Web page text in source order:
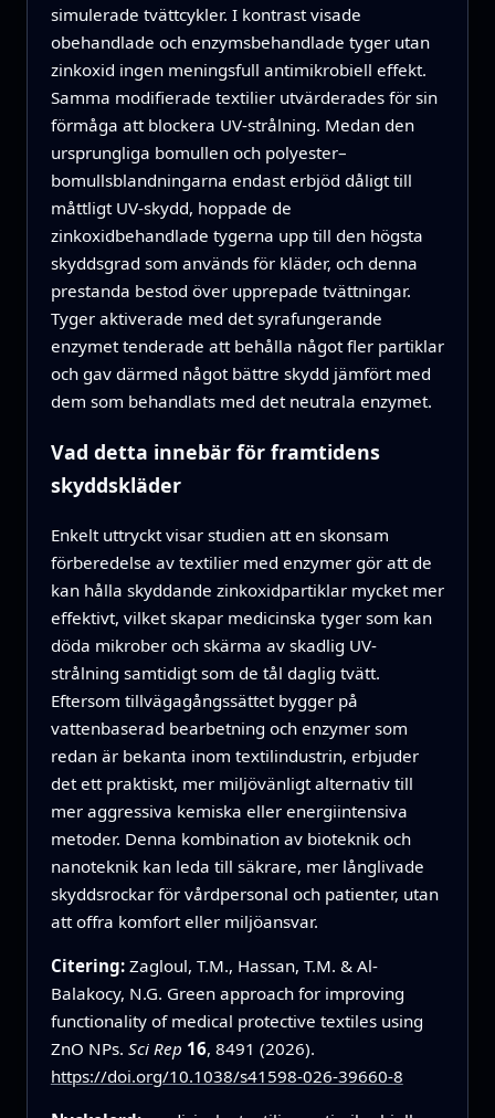
simulerade tvättcykler. I kontrast visade
obehandlade och enzymsbehandlade tyger utan
zinkoxid ingen meningsfull antimikrobiell effekt.
Samma modifierade textilier utvärderades för sin
förmåga att blockera UV-strålning. Medan den
ursprungliga bomullen och polyester–
bomullsblandningarna endast erbjöd dåligt till
måttligt UV-skydd, hoppade de
zinkoxidbehandlade tygerna upp till den högsta
skyddsgrad som används för kläder, och denna
prestanda bestod över upprepade tvättningar.
Tyger aktiverade med det syrafungerande
enzymet tenderade att behålla något fler partiklar
och gav därmed något bättre skydd jämfört med
dem som behandlats med det neutrala enzymet.
Vad detta innebär för framtidens
skyddskläder
Enkelt uttryckt visar studien att en skonsam
förberedelse av textilier med enzymer gör att de
kan hålla skyddande zinkoxidpartiklar mycket mer
effektivt, vilket skapar medicinska tyger som kan
döda mikrober och skärma av skadlig UV-
strålning samtidigt som de tål daglig tvätt.
Eftersom tillvägagångssättet bygger på
vattenbaserad bearbetning och enzymer som
redan är bekanta inom textilindustrin, erbjuder
det ett praktiskt, mer miljövänligt alternativ till
mer aggressiva kemiska eller energiintensiva
metoder. Denna kombination av bioteknik och
nanoteknik kan leda till säkrare, mer långlivade
skyddsrockar för vårdpersonal och patienter, utan
att offra komfort eller miljöansvar.
Citering: Zagloul, T.M., Hassan, T.M. & Al-
Balakocy, N.G. Green approach for improving
functionality of medical protective textiles using
ZnO NPs. Sci Rep 16, 8491 (2026).
https://doi.org/10.1038/s41598-026-39660-8